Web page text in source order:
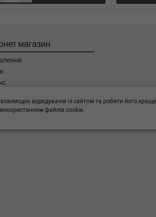
магазин
відвідувачів із сайтом та робити його краще.
файлів cookie.